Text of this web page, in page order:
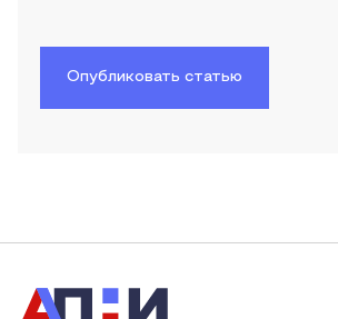
Опубликовать статью